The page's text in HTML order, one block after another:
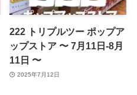
222 トリプルツー ポップア
ップストア 〜 7月11日-8月
11日 〜
2025年7月12日